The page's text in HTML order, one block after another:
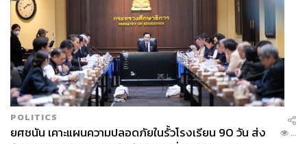
POLITICS
ยศชนัน เคาะแผนความปลอดภัยในรั้วโรงเรียน 90 วัน ส่ง
...